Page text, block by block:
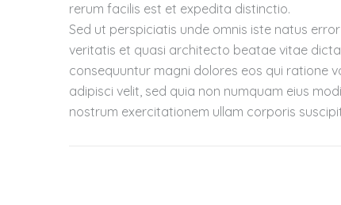
rerum facilis est et expedita distinctio.
Sed ut perspiciatis unde omnis iste natus
veritatis et quasi architecto beatae vitae
consequuntur magni dolores eos qui ratione
adipisci velit, sed quia non numquam eius
nostrum exercitationem ullam corporis